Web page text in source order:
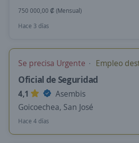
750 000,00 ₡ (Mensual)
Hace 3 días
Se precisa Urgente Empleo
Oficial de Seguridad
4,1
Asembis
Goicoechea, San José
Hace 4 días